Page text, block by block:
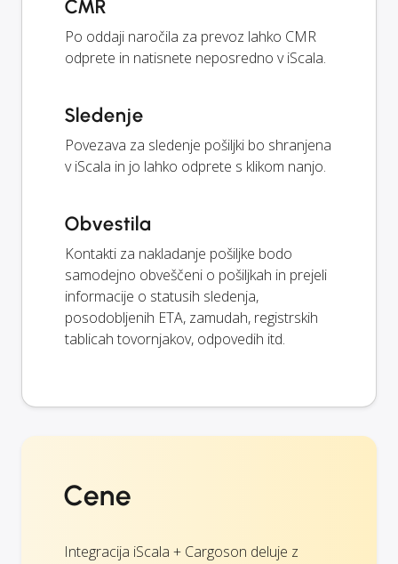
CMR
Po oddaji naročila za prevoz lahko CMR
odprete in natisnete neposredno v iScala.
Sledenje
Povezava za sledenje pošiljki bo shranjena
v iScala in jo lahko odprete s klikom nanjo.
Obvestila
Kontakti za nakladanje pošiljke bodo
samodejno obveščeni o pošiljkah in prejeli
informacije o statusih sledenja,
posodobljenih ETA, zamudah, registrskih
tablicah tovornjakov, odpovedih itd.
Cene
Integracija iScala + Cargoson deluje z